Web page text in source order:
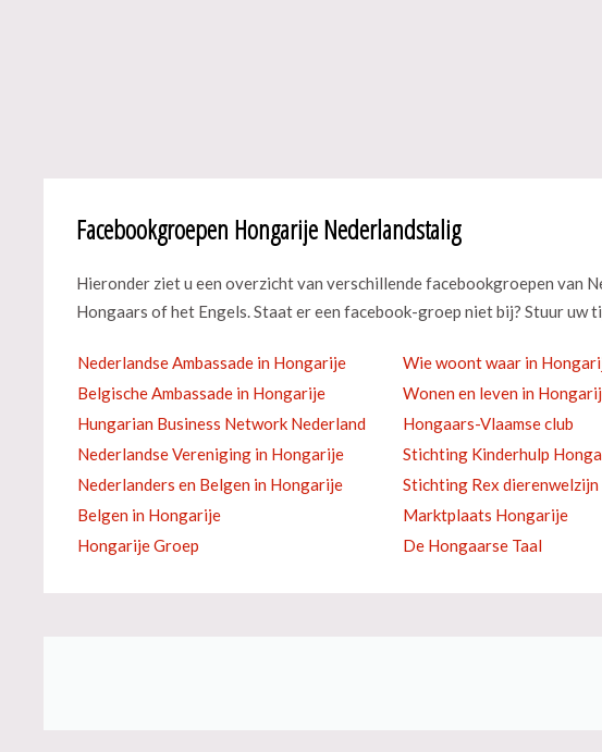
Facebookgroepen Hongarije Nederlandstalig
Hieronder ziet u een overzicht van verschillende facebookgroepen van
Hongaars of het Engels. Staat er een facebook-groep niet bij? Stuur uw
Nederlandse Ambassade in Hongarije Wie woont waar in
Belgische Ambassade in Hongarije
Wonen en leven in
Hungarian Business Network Nederland
Hongaars-Vlaamse club
Nederlandse Vereniging in Hongarije
Stichting Kinderhulp
Nederlanders en Belgen in Hongarije
Stichting Rex
Belgen in Hongarije
Marktplaats Hongarije
Hongarije Groep
De Hongaarse Taal